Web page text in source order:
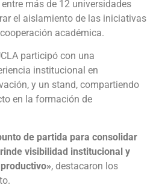
más de 12 universidades
el aislamiento de las iniciativas
académica.
participó con una
institucional en
y un stand, compartiendo
en la formación de
de partida para consolidar
visibilidad institucional y
, destacaron los